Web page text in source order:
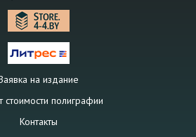
на издание
стоимости полиграфии
Контакты